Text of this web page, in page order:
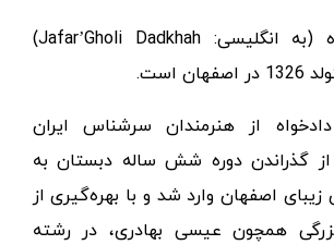
جعفرقلی دادخواه (به انگلیسی: Jafar’Gholi Dadkhah)
است.
از هنرمندان سرشناس ایران
گذراندن دوره شش ساله دبستان به
اصفهان وارد شد و با بهره‌گیری از
همچون عیسی بهادری، در رشته